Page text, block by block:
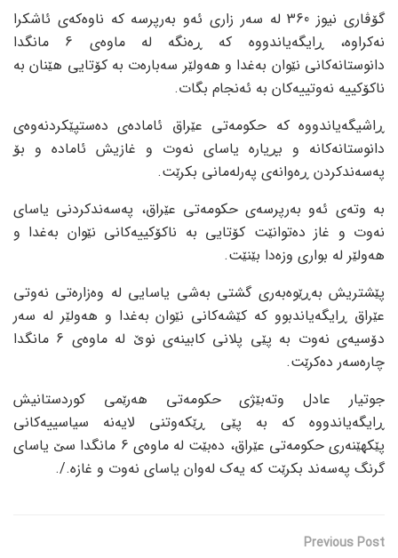
گۆڤاری نیوز 360 لە سەر زاری ئەو بەرپرسە کە ناوەکەی ئاشکرا
نەکراوە، ڕایگەیاندووە کە ڕەنگە لە ماوەی 6 مانگدا
دانوستانەکانی نێوان بەغدا و هەولێر سەبارەت بە کۆتایی هێنان بە
ناکۆکییە نەوتییەکان بە ئەنجام بگات.
ڕاشیگەیاندووە کە حکومەتی عێراق ئامادەی دەستپێکردنەوەی
دانوستانەکانە و بڕیارە یاسای نەوت و غازیش ئامادە و بۆ
پەسەندکردن ڕەوانەی پەرلەمانی بکرێت.
بە وتەی ئەو بەرپرسەی حکومەتی عێراق، پەسەندکردنی یاسای
نەوت و غاز دەتوانێت کۆتایی بە ناکۆکییەکانی نێوان بەغدا و
هەولێر لە بواری وزەدا بێنێت.
پێشتریش بەڕێوەبەری گشتی بەشی یاسایی لە وەزارەتی نەوتی
عێراق ڕایگەیاندبوو کە کێشەکانی نێوان بەغدا و هەولێر لە سەر
دۆسیەی نەوت بە پێی پلانی کابینەی نوێ لە ماوەی 6 مانگدا
چارەسەر دەکرێت.
جوتیار عادل وتەبێژی حکومەتی هەرێمی کوردستانیش
ڕایگەیاندووە کە بە پێی ڕێکەوتنی لایەنە سیاسییەکانی
پێکهێنەری حکومەتی عێراق، دەبێت لە ماوەی 6 مانگدا سێ یاسای
گرنگ پەسەند بکرێت کە یەک لەوان یاسای نەوت و غازە./.
Previous Post